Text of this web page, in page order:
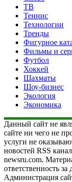
ТВ
Теннис
Технологии
Тренды
Фигурное
Фильмы и
Футбол
Хоккей
Шахматы
Шоу-бизнес
Экология
Экономика
Данный сайт не
сайте ни чего не
услуги не
новостей RSS
newsru.com.
ответственность
Администрация